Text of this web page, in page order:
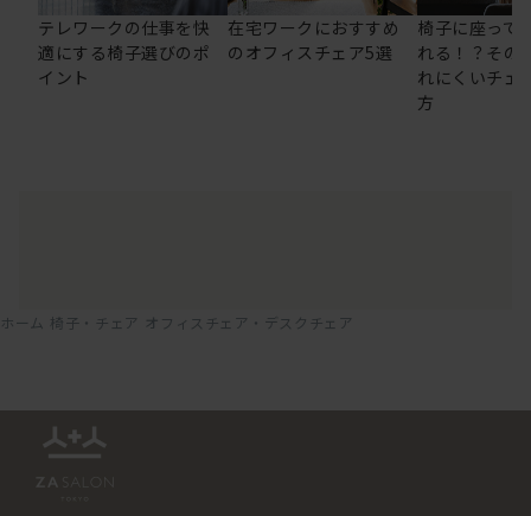
テレワークの仕事を快
適にする椅子選びのポ
イント
在宅ワークにおすすめ
のオフィスチェア5選
椅子に座って
れる！？その
れにくいチェ
方
ホーム 椅子・チェア オフィスチェア・デスクチェア